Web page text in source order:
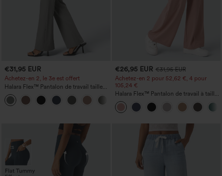
€31,95 EUR
Achetez-en 2, le 3e est offert
Halara Flex™ Pantalon de travail taille
haute avec poche latérale arrière et
légère coupe évasée
€26,95 EUR €31,95 EUR
Achetez-en 2 pour 52,62 €, 4 pour
105,24 €
Halara Flex™ Pantalon de travail à taille
haute, jambe large, avec poches, en
maille gaufrée